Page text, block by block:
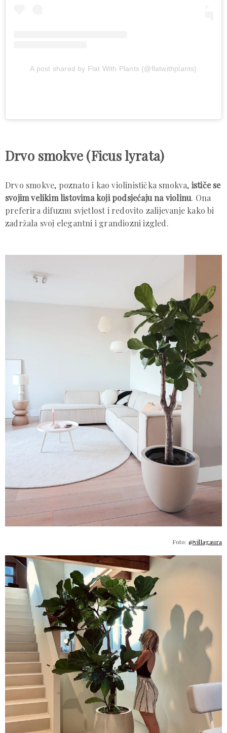
A post shared by Flat With Plants (@flatwithplants)
Drvo smokve (Ficus lyrata)
Drvo smokve, poznato i kao violinistička smokva, ističe se
svojim velikim listovima koji podsjećaju na violinu. Ona
preferira difuznu svjetlost i redovito zalijevanje kako bi
zadržala svoj elegantni i grandiozni izgled.
Foto: @villagaura